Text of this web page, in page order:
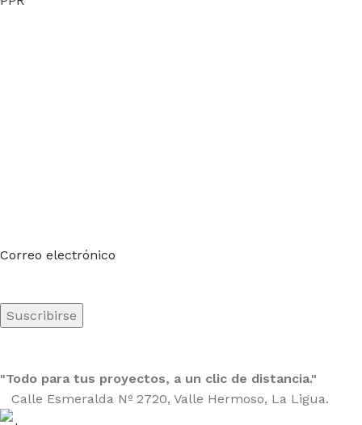
Correo electrónico
"Todo para tus proyectos, a un clic de distancia."
Calle Esmeralda Nº 2720, Valle Hermoso, La Ligua.